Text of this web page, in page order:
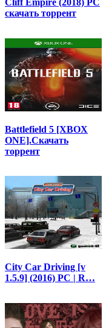
Cliff Empire (2018) PC
скачать торрент
Battlefield 5 [XBOX
ONE].Скачать
торрент
City Car Driving [v
1.5.9] (2016) PC | R…